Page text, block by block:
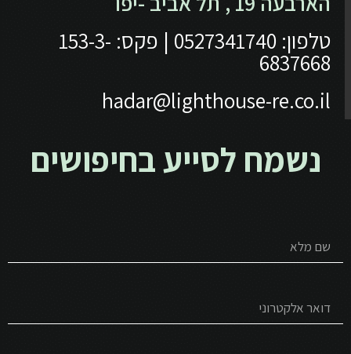
טלפון: 0527341740 | פקס: 153-3-
6837668
hadar@lighthouse-re.co.il
נשמח לסייע בחיפושים